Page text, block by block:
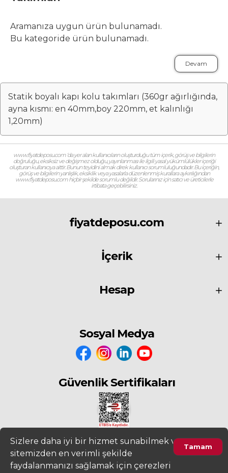
Aramanıza uygun ürün bulunamadı.
Bu kategoride ürün bulunamadı.
Devam
Statik boyalı kapı kolu takımları (360gr ağırlığında,
ayna kısmı: en 40mm,boy 220mm, et kalınlığı
1,20mm)
www.fiyatdeposu.com ‘da yer alan kullanıcıların oluşturduğu tüm içerik, görüş ve bilgilerin
doğruluğu, eksiksiz ve değişmez olduğu, yayınlanması ile ilgili yasal yükümlülükler içeriği
oluşturan kullanıcıya aittir. Bunun teyidini almak direk kullanıcı sorumluluğundadır. Bu içeriğin,
görüş ve bilgilerin yanlışlık, eksiklik veya yasalarla düzenlenmiş kurallara aykırılığından
www.fiyatdeposu.com hiçbir şekilde sorumlu değildir. Sorularınız için satıcı ve üreticilerle
irtibata geçebilirsiniz.
fiyatdeposu.com
İçerik
Hesap
Sosyal Medya
Güvenlik Sertifikaları
2022 www.fiyatdeposu.com
Altera Bilgi Teknolojileri LTD. ŞTİ. Her
Hakkı Saklıdır.
Tamam
Sizlere daha iyi bir hizmet sunabilmek ve
sitemizden en verimli şekilde
faydalanmanızı sağlamak için çerezleri